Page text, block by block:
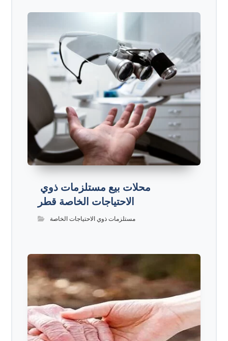
الاحتياجات الخاصة قطر
مستلزمات ذوي الاحتياجات الخاصة